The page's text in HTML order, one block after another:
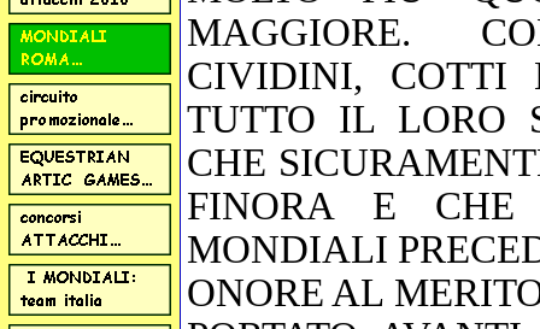
MAGGIORE.
CIVIDINI, COTTI
TUTTO IL LORO
CHE
FINORA E CHE
MONDIALI
ONORE AL